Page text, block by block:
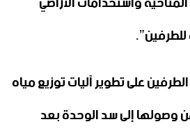
على تطوير آليات توزيع مياه
وصولها إلى سد الوحدة بعد